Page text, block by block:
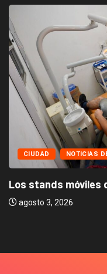
CIUDAD NOTICIAS
Los stands móviles
agosto 3, 2026